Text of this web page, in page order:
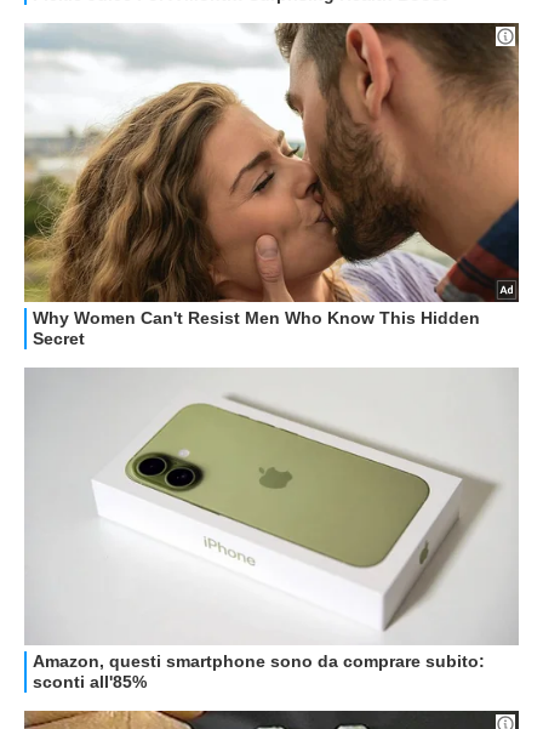
STREAMING E SERIE TV